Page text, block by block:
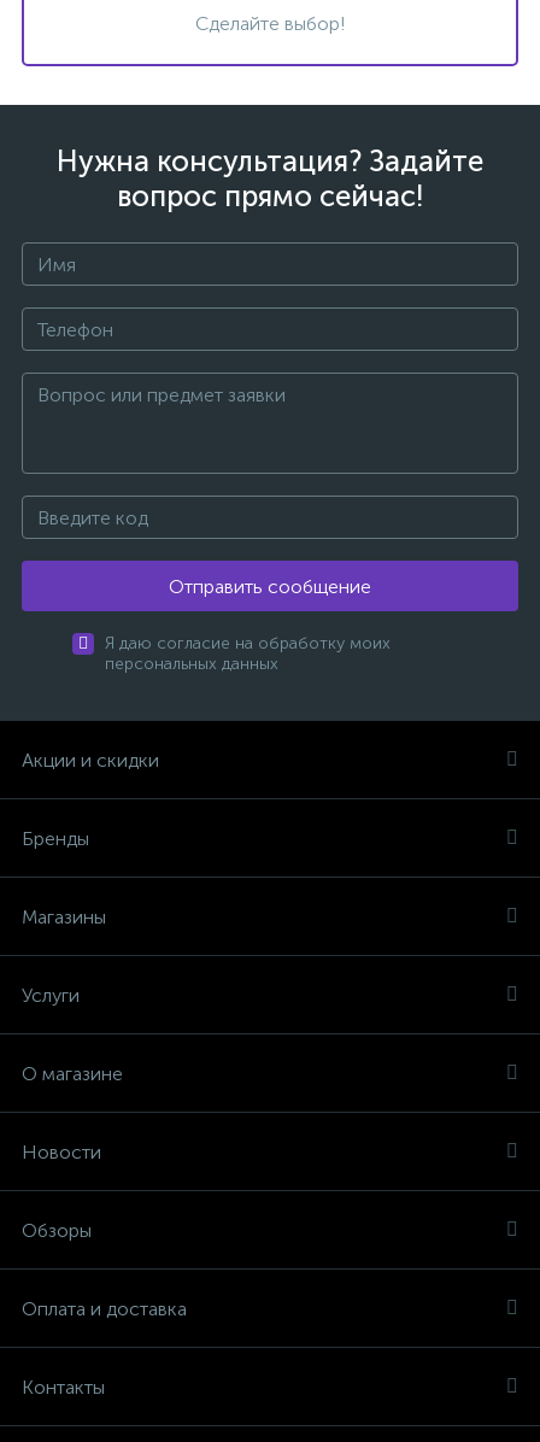
Сделайте выбор!
Нужна консультация? Задайте
вопрос прямо сейчас!
Отправить сообщение
Я даю согласие на обработку моих
персональных данных
Акции и скидки
Бренды
Магазины
Услуги
О магазине
Новости
Обзоры
Оплата и доставка
Контакты